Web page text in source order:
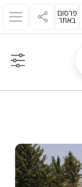
פרסום
באתר